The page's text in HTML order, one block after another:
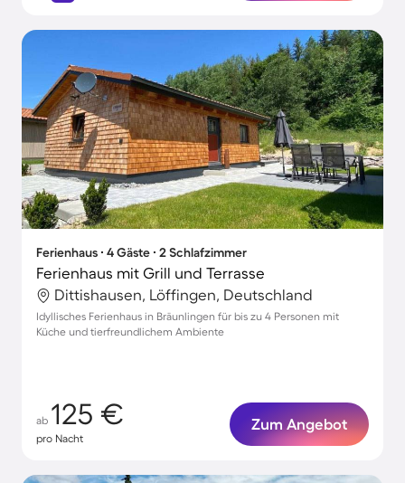
Ferienhaus ∙ 4 Gäste ∙ 2 Schlafzimmer
Ferienhaus mit Grill und Terrasse
Dittishausen, Löffingen, Deutschland
Idyllisches Ferienhaus in Bräunlingen für bis zu 4 Personen mit
Küche und tierfreundlichem Ambiente
ab 125 €
pro Nacht
Zum Angebot